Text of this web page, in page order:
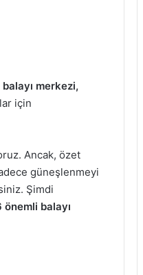
merkezi,
için
Ancak, özet
güneşlenmeyi
Şimdi
balayı